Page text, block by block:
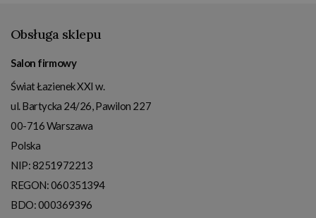
Obsługa sklepu
Salon firmowy
Świat Łazienek XXI w.
ul. Bartycka 24/26, Pawilon 227
00-716Warszawa
Polska
NIP:8251972213
REGON: 060351394
BDO: 000369396